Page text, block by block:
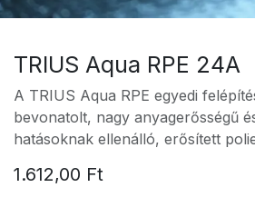
TRIUS Aqua RPE 24A
A TRIUS Aqua RPE egyedi
bevonatolt, nagy anyagerősségű
hatásoknak ellenálló, erősített
1.612,00 Ft